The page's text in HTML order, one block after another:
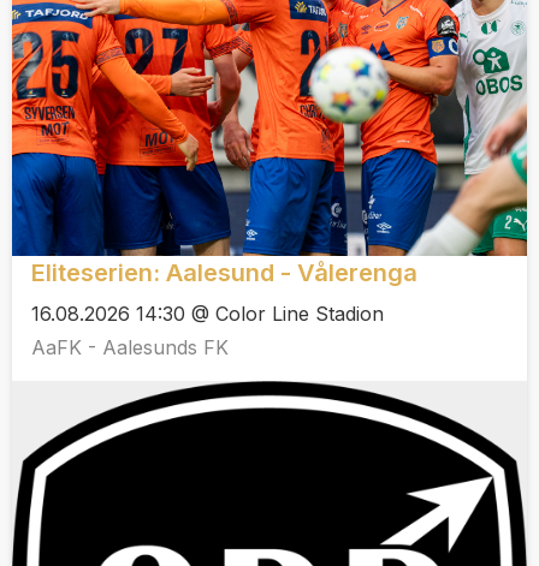
Eliteserien: Aalesund - Vålerenga
16.08.2026 14:30 @ Color Line Stadion
AaFK - Aalesunds FK